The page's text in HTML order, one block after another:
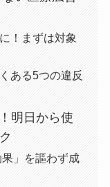
！まずは対象
ある5つの違反
明日から使
果」を謳わず成